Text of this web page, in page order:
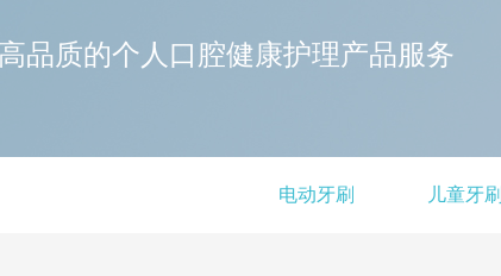
品质的个人口腔健康护理产品服务
电动牙刷 儿童牙刷